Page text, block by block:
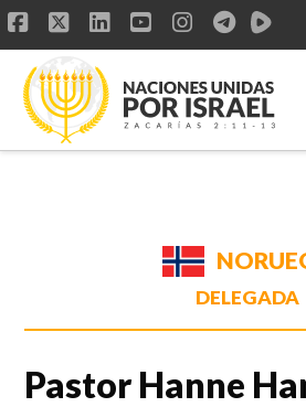
Facebook
X LinkedIn
YouTube
Instagram
DELEGADA
Pastor Hanne